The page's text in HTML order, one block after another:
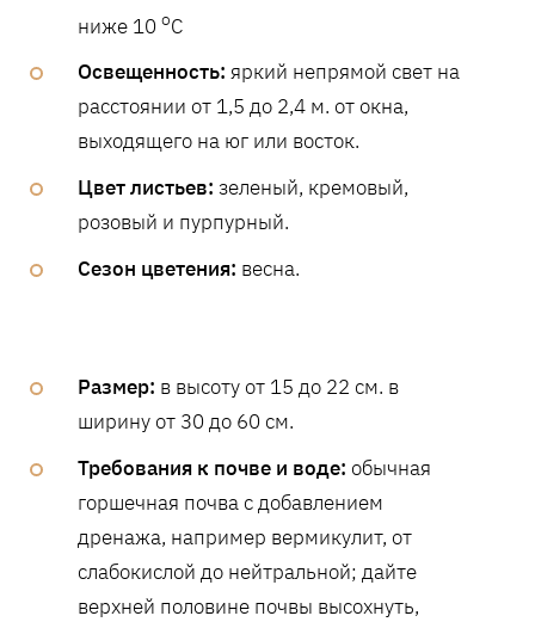
ниже 10 oС
Освещенность: яркий непрямой свет на
расстоянии от 1,5 до 2,4 м. от окна,
выходящего на юг или восток.
Цвет листьев: зеленый, кремовый,
розовый и пурпурный.
Сезон цветения: весна.
Размер: в высоту от 15 до 22 см. в
ширину от 30 до 60 см.
Требования к почве и воде: обычная
горшечная почва с добавлением
дренажа, например вермикулит, от
слабокислой до нейтральной; дайте
верхней половине почвы высохнуть,